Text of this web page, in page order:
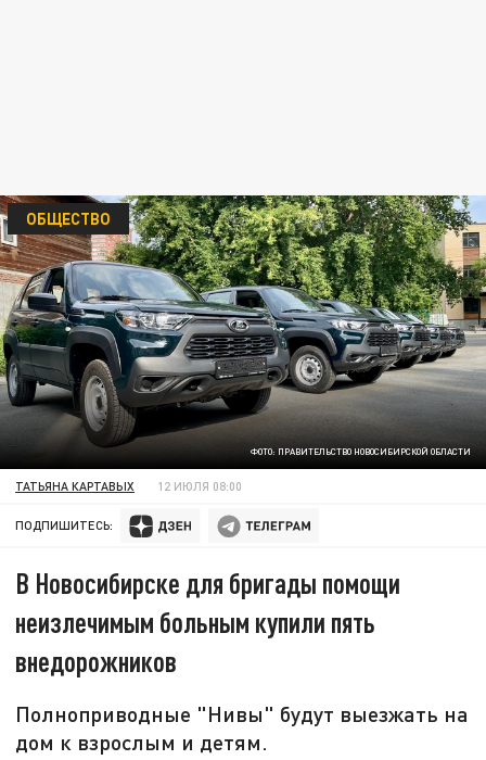
ФОТО: ПРАВИТЕЛЬСТВО НОВОСИБИРСКОЙ ОБЛАСТИ
ОБЩЕСТВО
ТАТЬЯНА КАРТАВЫХ 12 ИЮЛЯ 08:00
ПОДПИШИТЕСЬ:
В Новосибирске для бригады помощи
неизлечимым больным купили пять
внедорожников
Полноприводные "Нивы" будут выезжать на
дом к взрослым и детям.